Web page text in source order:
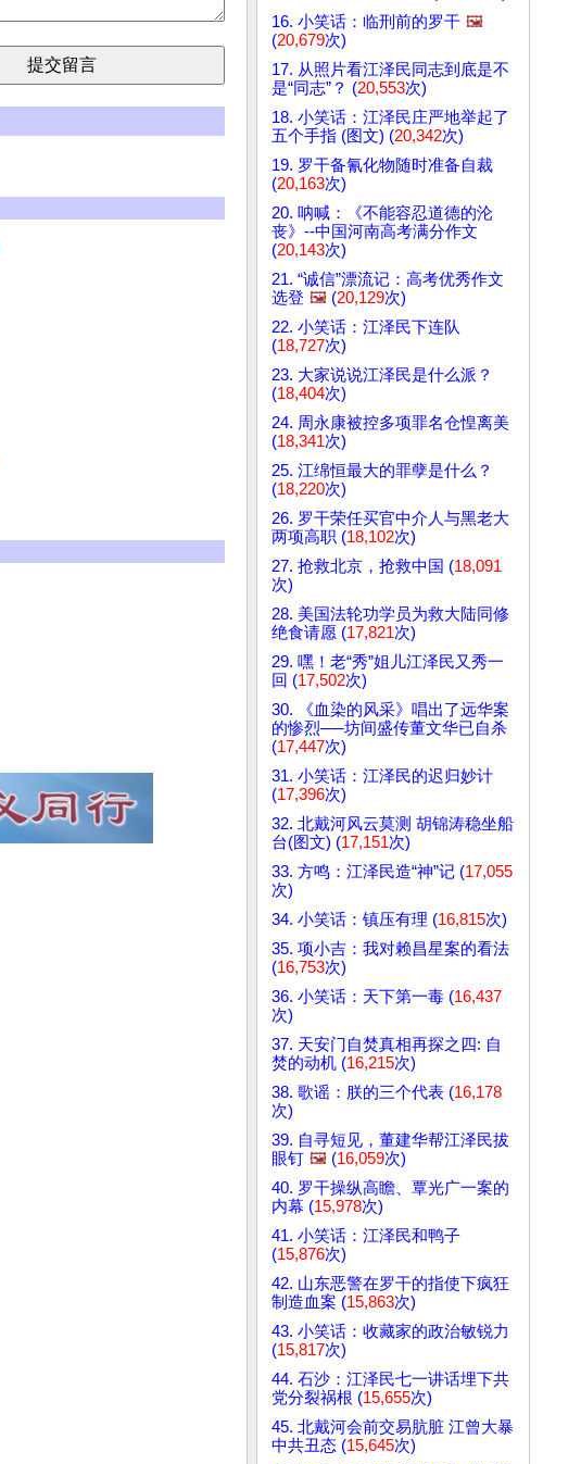
16. 小笑话：临刑前的罗干 🖼️
(20,679次)
17. 从照片看江泽民同志到底是不
是“同志”？ (20,553次)
18. 小笑话：江泽民庄严地举起了
五个手指 (图文) (20,342次)
19. 罗干备氰化物随时准备自裁
(20,163次)
20. 呐喊：《不能容忍道德的沦
丧》--中国河南高考满分作文
(20,143次)
21. “诚信”漂流记：高考优秀作文
选登 🖼️ (20,129次)
22. 小笑话：江泽民下连队
(18,727次)
23. 大家说说江泽民是什么派？
(18,404次)
24. 周永康被控多项罪名仓惶离美
(18,341次)
25. 江绵恒最大的罪孽是什么？
(18,220次)
26. 罗干荣任买官中介人与黑老大
两项高职 (18,102次)
27. 抢救北京，抢救中国 (18,091
次)
28. 美国法轮功学员为救大陆同修
绝食请愿 (17,821次)
29. 嘿！老“秀”姐儿江泽民又秀一
回 (17,502次)
30. 《血染的风采》唱出了远华案
的惨烈──坊间盛传董文华已自杀
(17,447次)
31. 小笑话：江泽民的迟归妙计
(17,396次)
32. 北戴河风云莫测 胡锦涛稳坐船
台(图文) (17,151次)
33. 方鸣：江泽民造“神”记 (17,055
次)
34. 小笑话：镇压有理 (16,815次)
35. 项小吉：我对赖昌星案的看法
(16,753次)
36. 小笑话：天下第一毒 (16,437
次)
37. 天安门自焚真相再探之四: 自
焚的动机 (16,215次)
38. 歌谣：朕的三个代表 (16,178
次)
39. 自寻短见，董建华帮江泽民拔
眼钉 🖼️ (16,059次)
40. 罗干操纵高瞻、覃光广一案的
内幕 (15,978次)
41. 小笑话：江泽民和鸭子
(15,876次)
42. 山东恶警在罗干的指使下疯狂
制造血案 (15,863次)
43. 小笑话：收藏家的政治敏锐力
(15,817次)
44. 石沙：江泽民七一讲话埋下共
党分裂祸根 (15,655次)
45. 北戴河会前交易肮脏 江曾大暴
中共丑态 (15,645次)